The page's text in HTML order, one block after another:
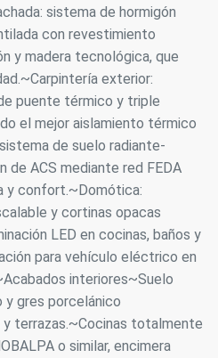
sistema de hormigón
con revestimiento
y madera tecnológica, que
exterior:
puente térmico y triple
el mejor aislamiento térmico
de suelo radiante-
ACS mediante red FEDA
y confort.~Domótica:
y cortinas opacas
LED en cocinas, baños y
para vehículo eléctrico en
interiores~Suelo
gres porcelánico
terrazas.~Cocinas totalmente
o similar, encimera